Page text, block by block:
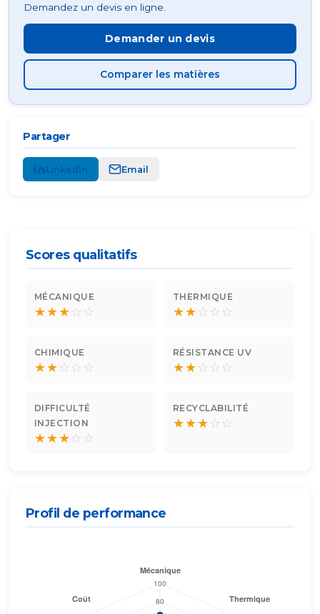
Scores qualitatifs
MÉCANIQUE
★★★☆ ☆
THERMIQUE
★★☆ ☆ ☆
CHIMIQUE
★★☆ ☆ ☆
RÉSISTANCE UV
★★☆ ☆ ☆
DIFFICULTÉ
INJECTION
★★★☆ ☆
RECYCLABILITÉ
★★★☆ ☆
Profil de performance
Demandez un devis en ligne.
Demander un devis
Comparer les matières
Partager
LinkedIn Email